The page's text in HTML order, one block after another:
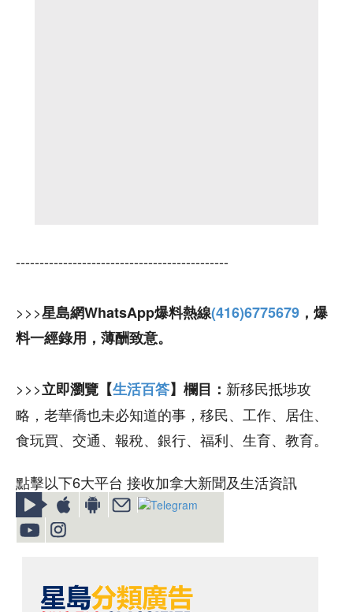
---------------------------------------------
>>>星島網WhatsApp爆料熱線(416)6775679 ，爆
料一經錄用，薄酬致意。
>>>立即瀏覽【生活百答】欄目： 新移民抵埗攻
略，老華僑也未必知道的事，移民、工作、居住、
食玩買、交通、報稅、銀行、福利、生育、教育。
點擊以下6大平台 接收加拿大新聞及生活資訊